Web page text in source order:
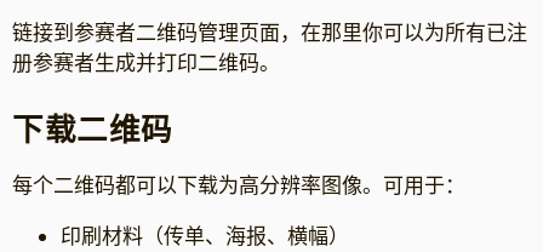
链接到参赛者二维码管理页面，在那里你可以为所有已注
册参赛者生成并打印二维码。
下载二维码
每个二维码都可以下载为高分辨率图像。可用于：
印刷材料（传单、海报、横幅）